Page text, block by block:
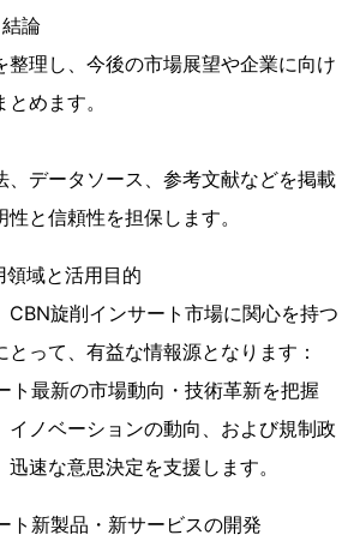
論
整理し、今後の市場展望や企業に向け
めます。
、データソース、参考文献などを掲載
と信頼性を担保します。
域と活用目的
CBN旋削インサート市場に関心を持つ
って、有益な情報源となります：
ト最新の市場動向・技術革新を把握
ノベーションの動向、および規制政
速な意思決定を支援します。
ト新製品・新サービスの開発